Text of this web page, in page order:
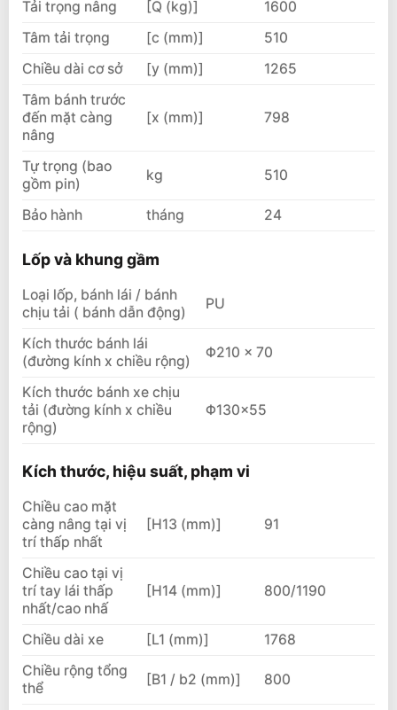
Tải trọng nâng
[Q (kg)]
1600
Tâm tải trọng
[c (mm)]
510
Chiều dài cơ sở
[y (mm)]
1265
Tâm bánh trước
đến mặt càng
nâng
[x (mm)] 798
Tự trọng (bao
gồm pin)
kg 510
Bảo hành tháng 24
Lốp và khung gầm
Loại lốp, bánh lái / bánh
chịu tải ( bánh dẫn động)
PU
Kích thước bánh lái
(đường kính x chiều rộng)
Φ210 × 70
Kích thước bánh xe chịu
tải (đường kính x chiều
rộng)
Φ130×55
Kích thước, hiệu suất, phạm vi
Chiều cao mặt
càng nâng tại vị
trí thấp nhất
[H13 (mm)] 91
Chiều cao tại vị
trí tay lái thấp
nhất/cao nhấ
[H14 (mm)] 800/1190
Chiều dài xe [L1 (mm)]
1768
Chiều rộng tổng
thể
[B1 / b2 (mm)] 800